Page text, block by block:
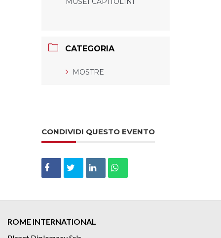
CATEGORIA
MOSTRE
CONDIVIDI QUESTO EVENTO
ROME INTERNATIONAL